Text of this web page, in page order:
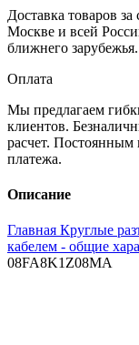
Доставка товаров
Москве и всей
ближнего зарубежья.
Оплата
Мы предлагаем
клиентов.
расчет. Постоянным
платежа.
Описание
Главная Круглые
кабелем - общие
08FA8K1Z08MA